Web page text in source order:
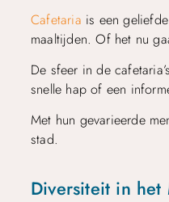
Cafetaria is een
maaltijden. Of het nu
De sfeer in de
snelle hap of een
Met hun gevarieerde
stad.
Diversiteit in het